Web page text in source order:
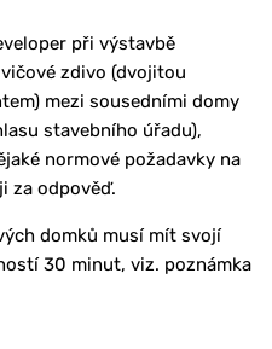
při výstavbě
zdivo (dvojitou
mezi sousedními domy
stavebního úřadu),
normové požadavky na
za odpověď.
domků musí mít svojí
30 minut, viz. poznámka